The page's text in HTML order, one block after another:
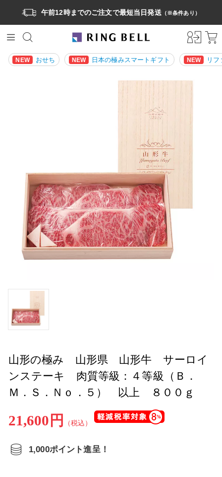
午前12時までのご注文で最短当日発送（※条件あり）
NEW おせち NEW 日本の極みスマートギフト NEW リ
山形の極み 山形県 山形牛 サーロイ
ンステーキ 肉質等級：４等級（Ｂ．
Ｍ．Ｓ．Ｎｏ．５） 以上 ８００ｇ
21,600円 （税込）
1,000ポイント進呈！